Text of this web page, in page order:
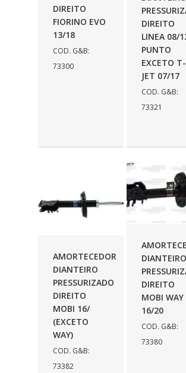
DIREITO
FIORINO EVO
13/18
COD. G&B:
73300
DIREITO
LINEA 08/
PUNTO
EXCETO T-
JET 07/17
COD. G&B:
73321
AMORTECEDOR
DIANTEIRO
PRESSURIZADO
DIREITO
MOBI 16/
(EXCETO
WAY)
COD. G&B:
73382
DIANTEIRO
DIREITO
MOBI WAY
16/20
COD. G&B:
73380